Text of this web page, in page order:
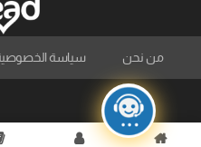
من نحن سياسة